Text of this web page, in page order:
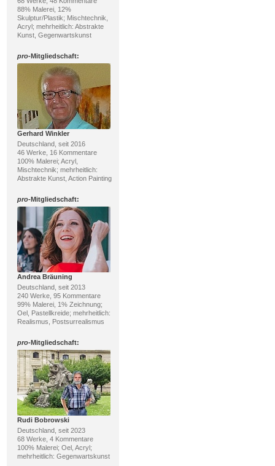
88% Malerei, 12%
Skulptur/Plastik; Mischtechnik,
Acryl; mehrheitlich: Abstrakte
Kunst, Gegenwartskunst
pro-Mitgliedschaft:
Gerhard Winkler
Deutschland, seit 2016
46 Werke, 16 Kommentare
100% Malerei; Acryl,
Mischtechnik; mehrheitlich:
Abstrakte Kunst, Action Painting
pro-Mitgliedschaft:
Andrea Bräuning
Deutschland, seit 2013
240 Werke, 95 Kommentare
99% Malerei, 1% Zeichnung;
Oel, Pastellkreide; mehrheitlich:
Realismus, Postsurrealismus
pro-Mitgliedschaft:
Rudi Bobrowski
Deutschland, seit 2023
68 Werke, 4 Kommentare
100% Malerei; Oel, Acryl;
mehrheitlich: Gegenwartskunst